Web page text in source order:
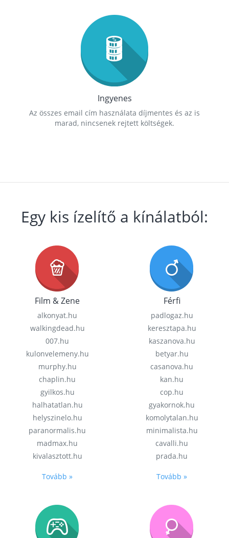
Ingyenes
Az összes email cím használata díjmentes és az is
marad, nincsenek rejtett költségek.
Egy kis ízelítő a kínálatból:
Film & Zene
alkonyat.hu
walkingdead.hu
007.hu
kulonvelemeny.hu
murphy.hu
chaplin.hu
gyilkos.hu
halhatatlan.hu
helyszinelo.hu
paranormalis.hu
madmax.hu
kivalasztott.hu
Tovább »
Férfi
padlogaz.hu
keresztapa.hu
kaszanova.hu
betyar.hu
casanova.hu
kan.hu
cop.hu
gyakornok.hu
komolytalan.hu
minimalista.hu
cavalli.hu
prada.hu
Tovább »